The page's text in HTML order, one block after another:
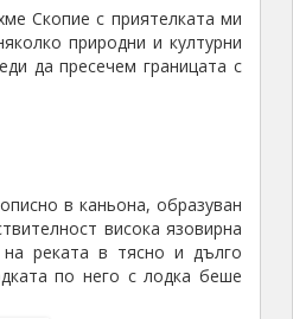
Скопие с приятелката ми
природни и културни
да пресечем границата с
в каньона, образуван
висока язовирна
реката в тясно и дълго
по него с лодка беше